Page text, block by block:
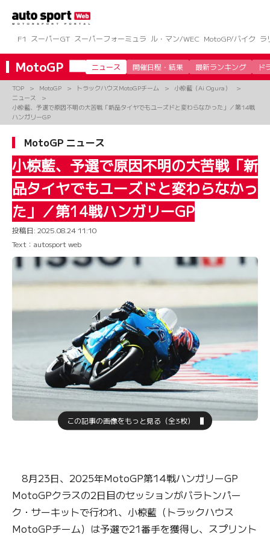
ツ
へ
ス
キ
F1 スーパーGT スーパーフォーミュラ ル・マン/WEC MotoGP/バイク ラ
MotoGP ニュース 開催日程・結果 最新ランキング ド
TOP MotoGP トラックハウスMotoGPチーム
小椋藍（Ai Ogura）
ニュース
小椋藍、予選で原因不明の大苦戦「新品タイヤでもユーズドと変わらなかった」／第14戦
ハンガリーGP
MotoGP ニュース
小椋藍、予選で原因不明の大苦戦「新
品タイヤでもユーズドと変わらなかっ
た」／第14戦ハンガリーGP
投稿日: 2025.08.24 11:10
Text：autosport web
この記事の画像をもっと見る（全3枚）
8月23日、2025年MotoGP第14戦ハンガリーGP
MotoGPクラスの2日目のセッションがバラトンパー
ク・サーキットで行われ、小椋藍（トラックハウス
MotoGPチーム）は予選で21番手を獲得し、スプリント